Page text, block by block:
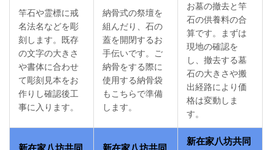
竿石や霊標に戒
名法名などを彫
刻します。既存
の文字の大きさ
や書体に合わせ
て彫刻見本をお
作りし確認後工
事に入ります。
納骨式の祭壇を
組んだり、石の
蓋を開閉するお
手伝いです。ご
納骨をする際に
使用する納骨袋
もこちらで準備
します。
お墓の撤去と竿
石の供養料の合
算です。まずは
現地の確認を
し、撤去する墓
石の大きさや搬
出経路により価
格は変動しま
す。
新在家八坊共同